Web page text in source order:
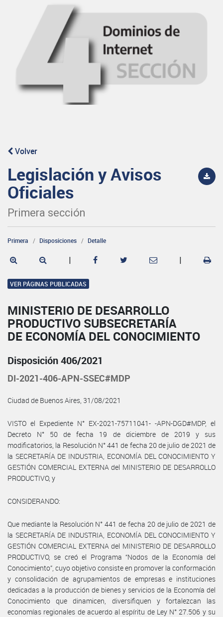
Volver
Legislación y Avisos
Oficiales
Primera sección
Primera Disposiciones Detalle
| |
VER PÁGINAS PUBLICADAS
MINISTERIO DE DESARROLLO
PRODUCTIVO SUBSECRETARÍA
DE ECONOMÍA DEL CONOCIMIENTO
Disposición 406/2021
DI-2021-406-APN-SSEC#MDP
Ciudad de Buenos Aires, 31/08/2021
VISTO el Expediente N° EX-2021-75711041- -APN-DGD#MDP, el
Decreto N° 50 de fecha 19 de diciembre de 2019 y sus
modificatorios, la Resolución N° 441 de fecha 20 de julio de 2021 de
la SECRETARÍA DE INDUSTRIA, ECONOMÍA DEL CONOCIMIENTO Y
GESTIÓN COMERCIAL EXTERNA del MINISTERIO DE DESARROLLO
PRODUCTIVO, y
CONSIDERANDO:
Que mediante la Resolución N° 441 de fecha 20 de julio de 2021 de
la SECRETARÍA DE INDUSTRIA, ECONOMÍA DEL CONOCIMIENTO Y
GESTIÓN COMERCIAL EXTERNA del MINISTERIO DE DESARROLLO
PRODUCTIVO, se creó el Programa “Nodos de la Economía del
Conocimiento”, cuyo objetivo consiste en promover la conformación
y consolidación de agrupamientos de empresas e instituciones
dedicadas a la producción de bienes y servicios de la Economía del
Conocimiento que dinamicen, diversifiquen y fortalezcan las
economías regionales de acuerdo al espíritu de Ley N° 27.506 y su